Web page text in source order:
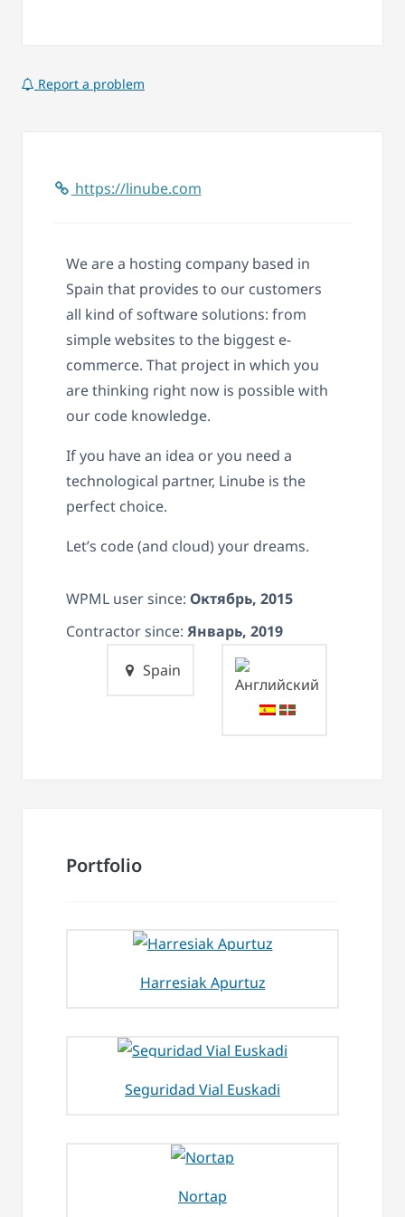
Report a problem
https://linube.com
We are a hosting company based in
Spain that provides to our customers
all kind of software solutions: from
simple websites to the biggest e-
commerce. That project in which you
are thinking right now is possible with
our code knowledge.
If you have an idea or you need a
technological partner, Linube is the
perfect choice.
Let’s code (and cloud) your dreams.
WPML user since: Октябрь, 2015
Contractor since: Январь, 2019
Spain
Portfolio
Harresiak Apurtuz
Seguridad Vial Euskadi
Nortap